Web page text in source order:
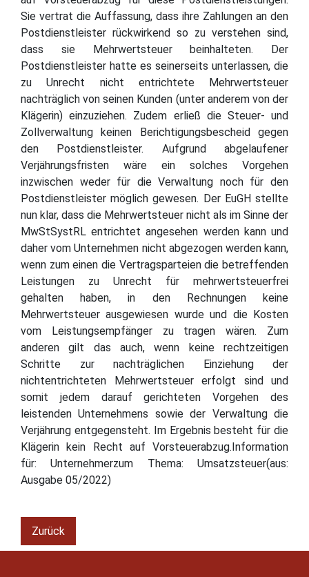
Sie vertrat die Auffassung, dass ihre Zahlungen an den
Postdienstleister rückwirkend so zu verstehen sind,
dass sie Mehrwertsteuer beinhalteten. Der
Postdienstleister hatte es seinerseits unterlassen, die
zu Unrecht nicht entrichtete Mehrwertsteuer
nachträglich von seinen Kunden (unter anderem von der
Klägerin) einzuziehen. Zudem erließ die Steuer- und
Zollverwaltung keinen Berichtigungsbescheid gegen
den Postdienstleister. Aufgrund abgelaufener
Verjährungsfristen wäre ein solches Vorgehen
inzwischen weder für die Verwaltung noch für den
Postdienstleister möglich gewesen. Der EuGH stellte
nun klar, dass die Mehrwertsteuer nicht als im Sinne der
MwStSystRL entrichtet angesehen werden kann und
daher vom Unternehmen nicht abgezogen werden kann,
wenn zum einen die Vertragsparteien die betreffenden
Leistungen zu Unrecht für mehrwertsteuerfrei
gehalten haben, in den Rechnungen keine
Mehrwertsteuer ausgewiesen wurde und die Kosten
vom Leistungsempfänger zu tragen wären. Zum
anderen gilt das auch, wenn keine rechtzeitigen
Schritte zur nachträglichen Einziehung der
nichtentrichteten Mehrwertsteuer erfolgt sind und
somit jedem darauf gerichteten Vorgehen des
leistenden Unternehmens sowie der Verwaltung die
Verjährung entgegensteht. Im Ergebnis besteht für die
Klägerin kein Recht auf Vorsteuerabzug.Information
für: Unternehmerzum Thema: Umsatzsteuer(aus:
Ausgabe 05/2022)
Zurück